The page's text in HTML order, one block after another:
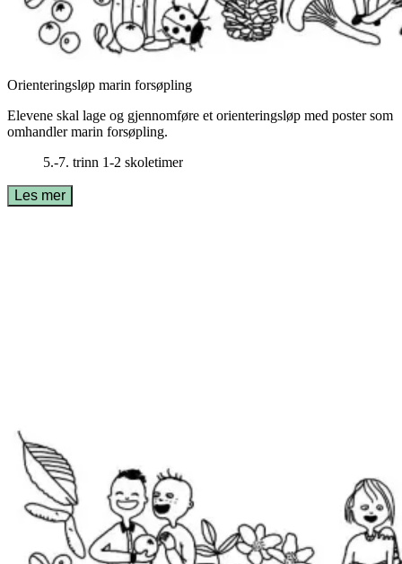
Orienteringsløp marin forsøpling
Elevene skal lage og gjennomføre et orienteringsløp med poster som
omhandler marin forsøpling.
5.-7. trinn 1-2 skoletimer
Les mer